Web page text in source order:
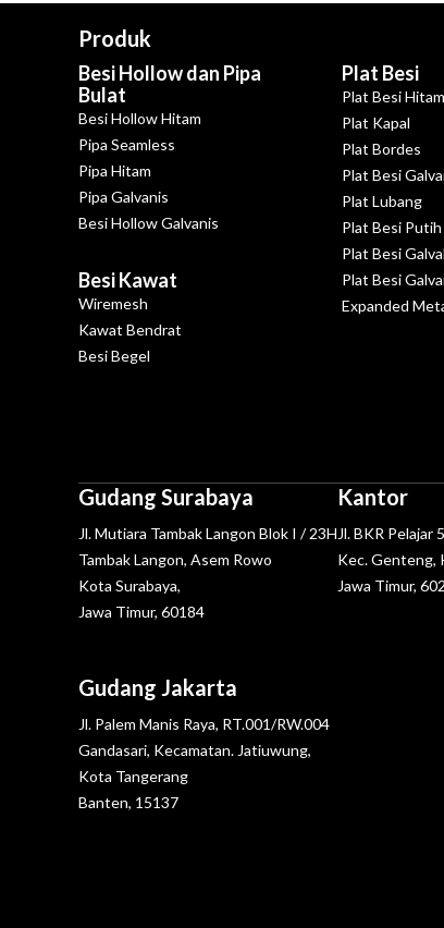
Produk
Besi Hollow dan Pipa
Bulat
Besi Hollow Hitam
Pipa Seamless
Pipa Hitam
Pipa Galvanis
Besi Hollow Galvanis
Besi Kawat
Wiremesh
Kawat Bendrat
Besi Begel
Plat Besi
Plat Besi Hitam
Plat Kapal
Plat Bordes
Plat Besi
Plat Lubang
Plat Besi Putih
Plat Besi
Plat Besi
Expanded
Gudang Surabaya
Jl. Mutiara Tambak Langon Blok I / 23H
Tambak Langon, Asem Rowo
Kota Surabaya,
Jawa Timur, 60184
Gudang Jakarta
Jl. Palem Manis Raya, RT.001/RW.004
Gandasari, Kecamatan. Jatiuwung,
Kota Tangerang
Banten, 15137
Kantor
Jl. BKR Pelajar
Kec. Genteng,
Jawa Timur,